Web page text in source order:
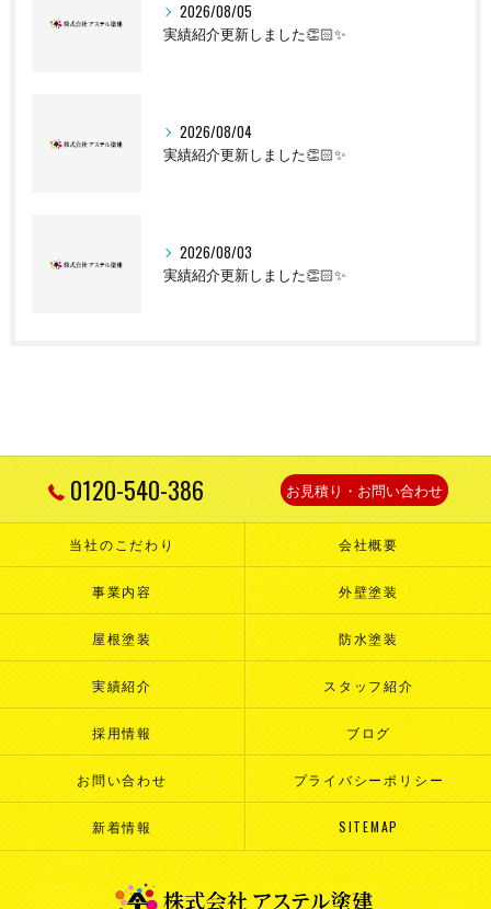
2026/08/05
実績紹介更新しました👏🏻✨
2026/08/04
実績紹介更新しました👏🏻✨
2026/08/03
実績紹介更新しました👏🏻✨
0120-540-386 お見積り・お問い合わせ
当社のこだわり 会社概要
事業内容 外壁塗装
屋根塗装 防水塗装
実績紹介 スタッフ紹介
採用情報 ブログ
お問い合わせ プライバシーポリシー
新着情報 SITEMAP